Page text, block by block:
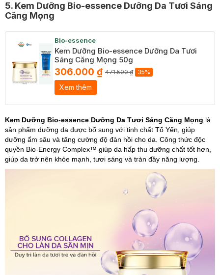
5. Kem Dưỡng Bio-essence Dưỡng Da Tươi Sáng
Căng Mọng
Bio-essence
Kem Dưỡng Bio-essence Dưỡng Da Tươi
Sáng Căng Mọng 50g
306.000 ₫ 471.500 ₫ 35%
Xem thêm
Kem Dưỡng Bio-essence Dưỡng Da Tươi Sáng Căng Mọng là
sản phẩm dưỡng da được bổ sung với tinh chất Tổ Yến, giúp
dưỡng ẩm sâu và tăng cường độ đàn hồi cho da. Công thức độc
quyền Bio-Energy Complex™ giúp da hấp thu dưỡng chất tốt hơn,
giúp da trở nên khỏe mạnh, tươi sáng và tràn đầy năng lượng.